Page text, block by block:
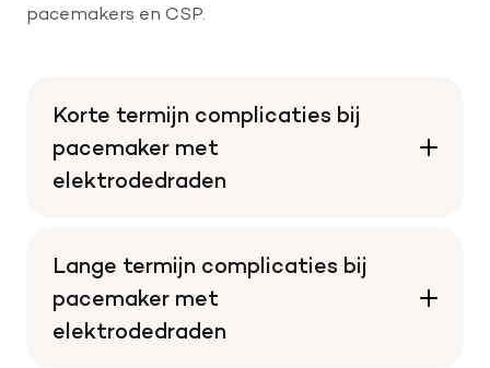
pacemakers en CSP.
Korte termijn complicaties bij
pacemaker met
elektrodedraden
Lange termijn complicaties bij
pacemaker met
elektrodedraden